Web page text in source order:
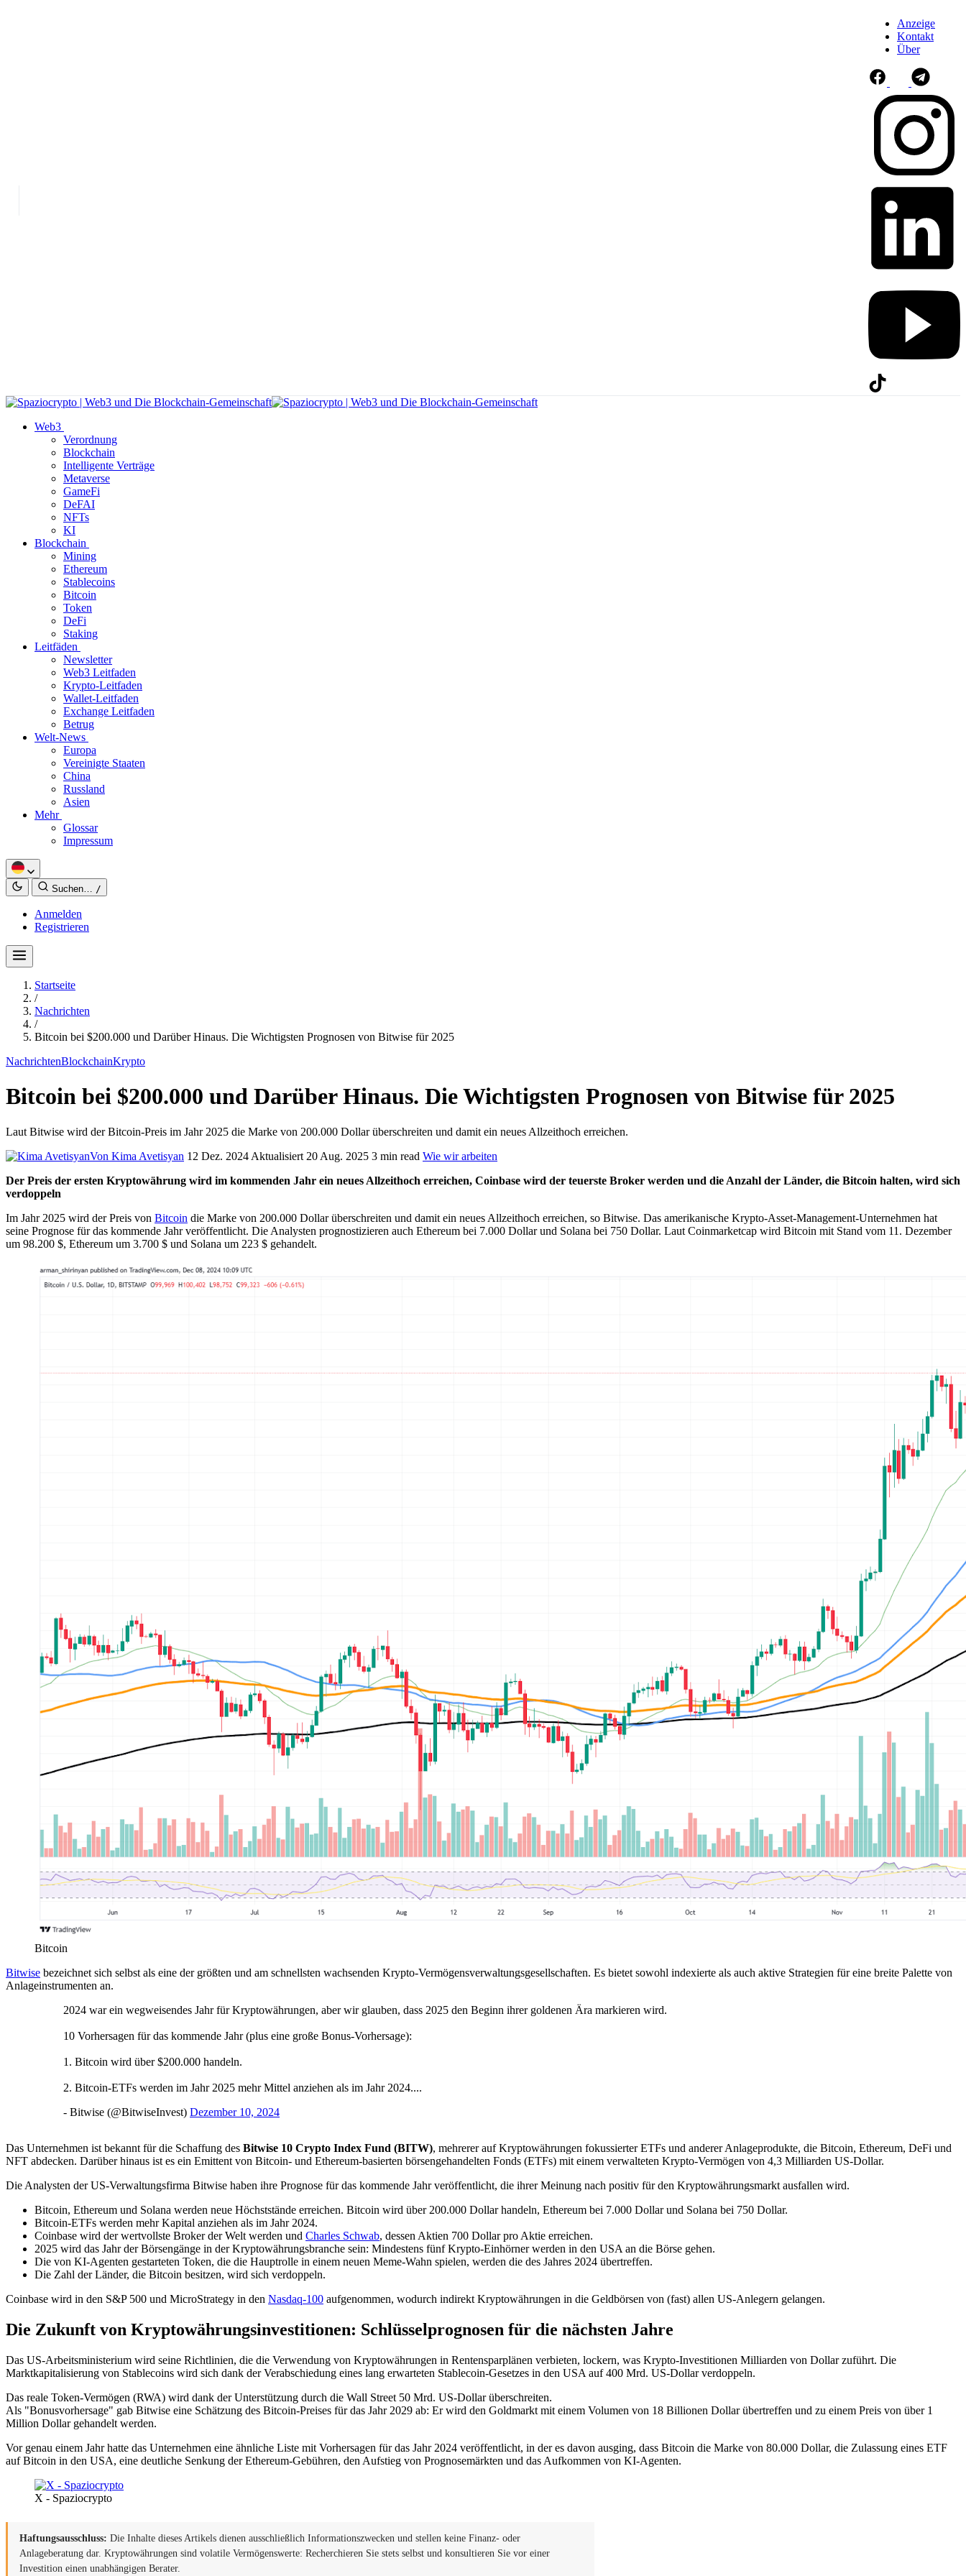
Anzeige
Kontakt
Über
Web3
Verordnung
Blockchain
Intelligente Verträge
Metaverse
GameFi
DeFAI
NFTs
KI
Blockchain
Mining
Ethereum
Stablecoins
Bitcoin
Token
DeFi
Staking
Leitfäden
Newsletter
Web3 Leitfaden
Krypto-Leitfaden
Wallet-Leitfaden
Exchange Leitfaden
Betrug
Welt-News
Europa
Vereinigte Staaten
China
Russland
Asien
Mehr
Glossar
Impressum
Suchen… /
Anmelden
Registrieren
Startseite
/
Nachrichten
/
Bitcoin bei $200.000 und Darüber Hinaus. Die Wichtigsten Prognosen von Bitwise für 2025
NachrichtenBlockchainKrypto
Bitcoin bei $200.000 und Darüber Hinaus. Die Wichtigsten Prognosen von Bitwise für 2025
Laut Bitwise wird der Bitcoin-Preis im Jahr 2025 die Marke von 200.000 Dollar überschreiten und damit ein neues Allzeithoch erreichen.
Von Kima Avetisyan 12 Dez. 2024 Aktualisiert 20 Aug. 2025 3 min read Wie wir arbeiten
Der Preis der ersten Kryptowährung wird im kommenden Jahr ein neues Allzeithoch erreichen, Coinbase wird der teuerste Broker werden und die Anzahl der Länder, die Bitcoin halten, wird sich
verdoppeln
Im Jahr 2025 wird der Preis von Bitcoin die Marke von 200.000 Dollar überschreiten und damit ein neues Allzeithoch erreichen, so Bitwise. Das amerikanische Krypto-Asset-Management-Unternehmen hat
seine Prognose für das kommende Jahr veröffentlicht. Die Analysten prognostizieren auch Ethereum bei 7.000 Dollar und Solana bei 750 Dollar. Laut Coinmarketcap wird Bitcoin mit Stand vom 11. Dezember
um 98.200 $, Ethereum um 3.700 $ und Solana um 223 $ gehandelt.
Bitcoin
Bitwise bezeichnet sich selbst als eine der größten und am schnellsten wachsenden Krypto-Vermögensverwaltungsgesellschaften. Es bietet sowohl indexierte als auch aktive Strategien für eine breite Palette von
Anlageinstrumenten an.
2024 war ein wegweisendes Jahr für Kryptowährungen, aber wir glauben, dass 2025 den Beginn ihrer goldenen Ära markieren wird.
10 Vorhersagen für das kommende Jahr (plus eine große Bonus-Vorhersage):
1. Bitcoin wird über $200.000 handeln.
2. Bitcoin-ETFs werden im Jahr 2025 mehr Mittel anziehen als im Jahr 2024....
- Bitwise (@BitwiseInvest) Dezember 10, 2024
Das Unternehmen ist bekannt für die Schaffung des Bitwise 10 Crypto Index Fund (BITW), mehrerer auf Kryptowährungen fokussierter ETFs und anderer Anlageprodukte, die Bitcoin, Ethereum, DeFi und
NFT abdecken. Darüber hinaus ist es ein Emittent von Bitcoin- und Ethereum-basierten börsengehandelten Fonds (ETFs) mit einem verwalteten Krypto-Vermögen von 4,3 Milliarden US-Dollar.
Die Analysten der US-Verwaltungsfirma Bitwise haben ihre Prognose für das kommende Jahr veröffentlicht, die ihrer Meinung nach positiv für den Kryptowährungsmarkt ausfallen wird.
Bitcoin, Ethereum und Solana werden neue Höchststände erreichen. Bitcoin wird über 200.000 Dollar handeln, Ethereum bei 7.000 Dollar und Solana bei 750 Dollar.
Bitcoin-ETFs werden mehr Kapital anziehen als im Jahr 2024.
Coinbase wird der wertvollste Broker der Welt werden und Charles Schwab, dessen Aktien 700 Dollar pro Aktie erreichen.
2025 wird das Jahr der Börsengänge in der Kryptowährungsbranche sein: Mindestens fünf Krypto-Einhörner werden in den USA an die Börse gehen.
Die von KI-Agenten gestarteten Token, die die Hauptrolle in einem neuen Meme-Wahn spielen, werden die des Jahres 2024 übertreffen.
Die Zahl der Länder, die Bitcoin besitzen, wird sich verdoppeln.
Coinbase wird in den S&P 500 und MicroStrategy in den Nasdaq-100 aufgenommen, wodurch indirekt Kryptowährungen in die Geldbörsen von (fast) allen US-Anlegern gelangen.
Die Zukunft von Kryptowährungsinvestitionen: Schlüsselprognosen für die nächsten Jahre
Das US-Arbeitsministerium wird seine Richtlinien, die die Verwendung von Kryptowährungen in Rentensparplänen verbieten, lockern, was Krypto-Investitionen Milliarden von Dollar zuführt. Die
Marktkapitalisierung von Stablecoins wird sich dank der Verabschiedung eines lang erwarteten Stablecoin-Gesetzes in den USA auf 400 Mrd. US-Dollar verdoppeln.
Das reale Token-Vermögen (RWA) wird dank der Unterstützung durch die Wall Street 50 Mrd. US-Dollar überschreiten.
Als "Bonusvorhersage" gab Bitwise eine Schätzung des Bitcoin-Preises für das Jahr 2029 ab: Er wird den Goldmarkt mit einem Volumen von 18 Billionen Dollar übertreffen und zu einem Preis von über 1
Million Dollar gehandelt werden.
Vor genau einem Jahr hatte das Unternehmen eine ähnliche Liste mit Vorhersagen für das Jahr 2024 veröffentlicht, in der es davon ausging, dass Bitcoin die Marke von 80.000 Dollar, die Zulassung eines ETF
auf Bitcoin in den USA, eine deutliche Senkung der Ethereum-Gebühren, den Aufstieg von Prognosemärkten und das Aufkommen von KI-Agenten.
X - Spaziocrypto
Haftungsausschluss: Die Inhalte dieses Artikels dienen ausschließlich Informationszwecken und stellen keine Finanz- oder
Anlageberatung dar. Kryptowährungen sind volatile Vermögenswerte: Recherchieren Sie stets selbst und konsultieren Sie vor einer
Investition einen unabhängigen Berater.